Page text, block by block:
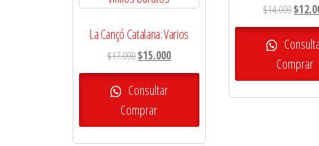
La Cançó Catalana: Varios
$17.000El
precio
original
era:
$17.000.
$15.000El
precio
$15.000.
Consultar
Comprar
$14.000El
precio
original
era:
$14.000.
$
Comprar